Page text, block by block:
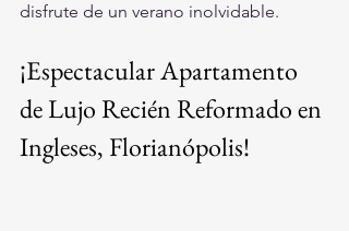
disfrute de un verano inolvidable.
¡Espectacular Apartamento
de Lujo Recién Reformado en
Ingleses, Florianópolis!